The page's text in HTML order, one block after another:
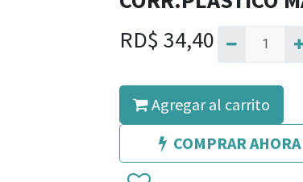
RD$ 34,40
Agregar al carrito
COMPRAR AHORA